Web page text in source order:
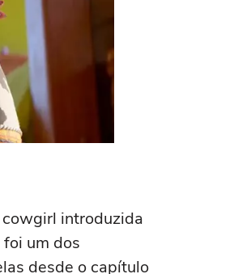
cowgirl introduzida
um dos
desde o capítulo